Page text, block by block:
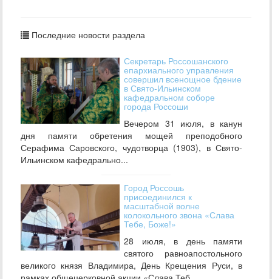
Последние новости раздела
Секретарь Россошанского
епархиального управления
совершил всенощное бдение
в Свято-Ильинском
кафедральном соборе
города Россоши
Вечером 31 июля, в канун
дня памяти обретения мощей преподобного
Серафима Саровского, чудотворца (1903), в Свято-
Ильинском кафедрально...
Город Россошь
присоединился к
масштабной волне
колокольного звона «Слава
Тебе, Боже!»
28 июля, в день памяти
святого равноапостольного
великого князя Владимира, День Крещения Руси, в